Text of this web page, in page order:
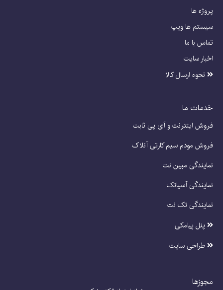
پروژه ها
سیستم ها ویپ
تماس با ما
اخبار سایت
نحوه ارسال کالا
خدمات ما
فروش اینترنت و آی پی ثابت
فروش مودم سیم کارتی آنلاک
نمایندگی مبین نت
نمایندگی آسیاتک
نمایندگی تک نت
پنل پیامکی
طراحی سایت
مجوزها